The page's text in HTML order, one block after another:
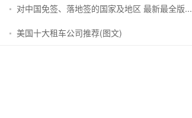
对中国免签、落地签的国家及地区 最新最全版...
美国十大租车公司推荐(图文)